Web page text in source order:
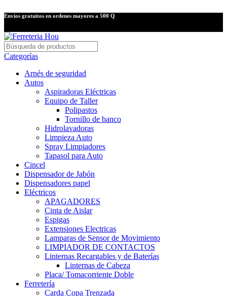
Envíos gratuitos en ordenes mayores a 500 Q
Categorías
Arnés de seguridad
Autos
Aspiradoras Eléctricas
Equipo de Taller
Polipastos
Tornillo de banco
Hidrolavadoras
Limpieza Auto
Spray Limpiadores
Tapasol para Auto
Cincel
Dispensador de Jabón
Dispensadores papel
Eléctricos
APAGADORES
Cinta de Aislar
Espigas
Extensiones Electricas
Lamparas de Sensor de Movimiento
LIMPIADOR DE CONTACTOS
Linternas Recargables y de Baterías
Linternas de Cabeza
Placa/ Tomacorriente Doble
Ferretería
Carda Copa Trenzada